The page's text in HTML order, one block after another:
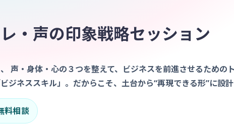
・声の印象戦略セッション
声・身体・心の３つを整えて、ビジネスを前進させるための
ジネススキル」。だからこそ、土台から“再現できる形”に設
料相談